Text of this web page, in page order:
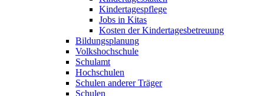
Kindertagespflege
Jobs in Kitas
Kosten der Kindertagesbetreuung
Bildungsplanung
Volkshochschule
Schulamt
Hochschulen
Schulen anderer Träger
Schulen